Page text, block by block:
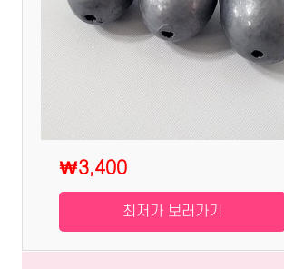
₩3,400
최저가 보러가기